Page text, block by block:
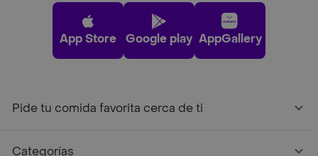
App Store Google play AppGallery
Pide tu comida favorita cerca de ti
Categorías